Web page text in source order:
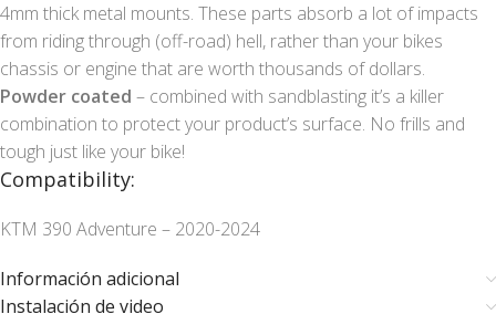
4mm thick metal mounts. These parts absorb a lot of impacts
from riding through (off-road) hell, rather than your bikes
chassis or engine that are worth thousands of dollars.
Powder coated – combined with sandblasting it’s a killer
combination to protect your product’s surface. No frills and
tough just like your bike!
Compatibility:
KTM 390 Adventure – 2020-2024
Información adicional
Instalación de video